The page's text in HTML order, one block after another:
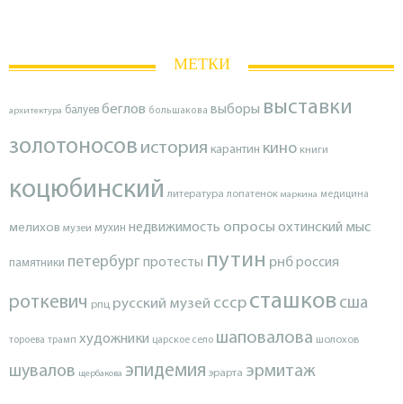
МЕТКИ
архитектура балуев беглов большакова выборы выставки
золотоносов история карантин кино книги
коцюбинский литература лопатенок маркина медицина
мелихов музеи мухин недвижимость опросы охтинский мыс
памятники петербургпротесты путин рнброссия
роткевич рпц русский музей ссср сташков сша
тороева трамп художники царское село шаповалова шолохов
шувалов щербакова эпидемия эрарта эрмитаж